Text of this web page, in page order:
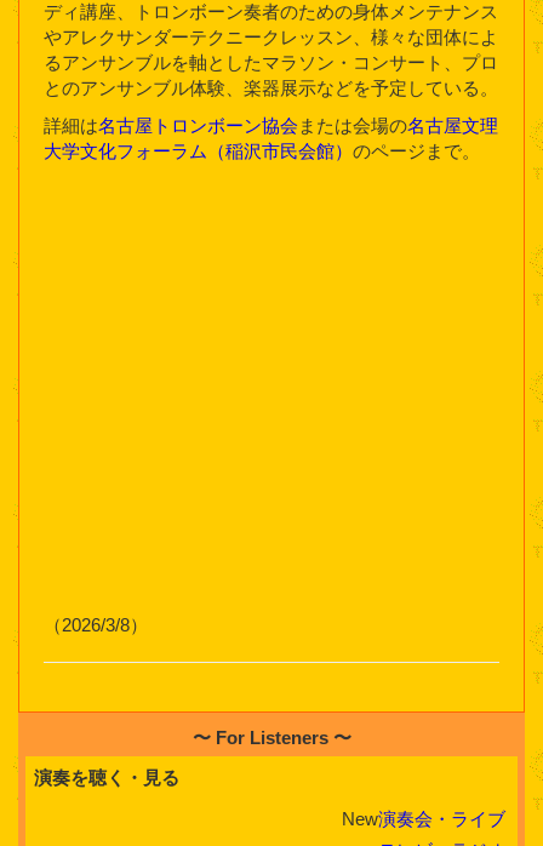
ディ講座、トロンボーン奏者のための身体メンテナンス
やアレクサンダーテクニークレッスン、様々な団体によ
るアンサンブルを軸としたマラソン・コンサート、プロ
とのアンサンブル体験、楽器展示などを予定している。
詳細は名古屋トロンボーン協会 または会場の名古屋文理
大学文化フォーラム（稲沢市民会館） のページまで。
（2026/3/8）
〜 For Listeners 〜
演奏を聴く・見る
New演奏会・ライブ